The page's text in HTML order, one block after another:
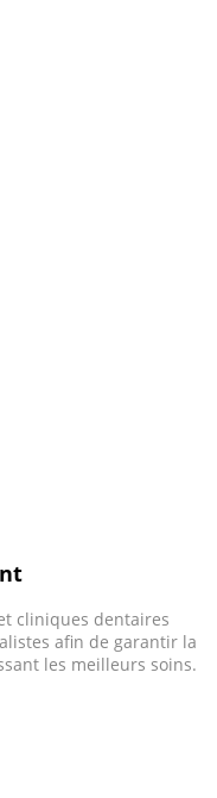
cliniques dentaires
afin de garantir la
les meilleurs soins.